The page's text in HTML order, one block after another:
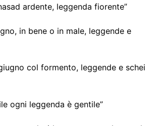
ardente, leggenda fiorente”
in bene o in male, leggende e
col formento, leggende e schei
ogni leggenda è gentile”